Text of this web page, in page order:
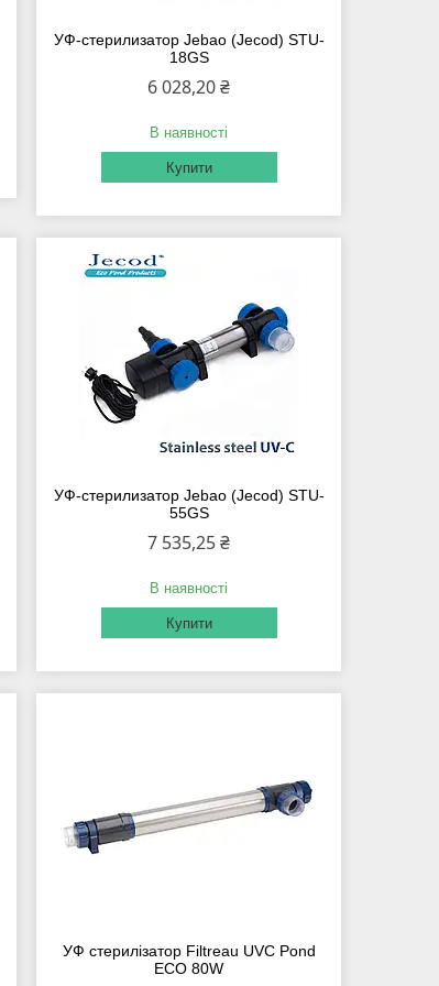
УФ-стерилизатор Jebao (Jecod) STU-
18GS
6 028,20 ₴
В наявності
Купити
УФ-стерилизатор Jebao (Jecod) STU-
55GS
7 535,25 ₴
В наявності
Купити
УФ стерилізатор Filtreau UVC Pond
ECO 80W